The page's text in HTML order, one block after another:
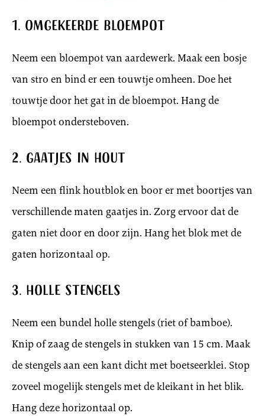
1. Omgekeerde bloempot
Neem een bloempot van aardewerk. Maak een bosje
van stro en bind er een touwtje omheen. Doe het
touwtje door het gat in de bloempot. Hang de
bloempot ondersteboven.
2. Gaatjes in hout
Neem een flink houtblok en boor er met boortjes van
verschillende maten gaatjes in. Zorg ervoor dat de
gaten niet door en door zijn. Hang het blok met de
gaten horizontaal op.
3. Holle stengels
Neem een bundel holle stengels (riet of bamboe).
Knip of zaag de stengels in stukken van 15 cm. Maak
de stengels aan een kant dicht met boetseerklei. Stop
zoveel mogelijk stengels met de kleikant in het blik.
Hang deze horizontaal op.